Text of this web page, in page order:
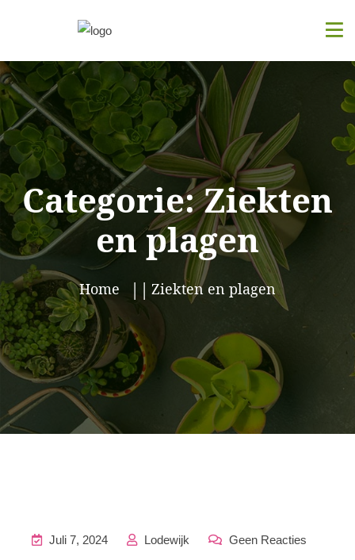
Categorie:Ziekten
en plagen
Home Ziekten en plagen
Juli 7, 2024 Lodewijk Geen Reacties